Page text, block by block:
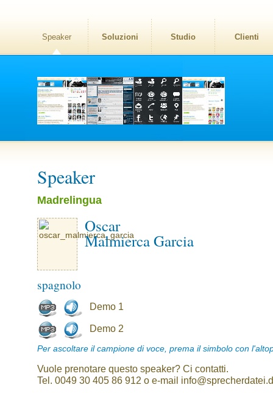
Speaker Soluzioni Studio Clienti
Speaker
Madrelingua
Oscar
Malmierca Garcia
spagnolo
Demo 1
Demo 2
Per ascoltare il campione di voce, prema il simbolo con
Vuole prenotare questo speaker? Ci contatti.
Tel. 0049 30 405 86 912 o e-mail